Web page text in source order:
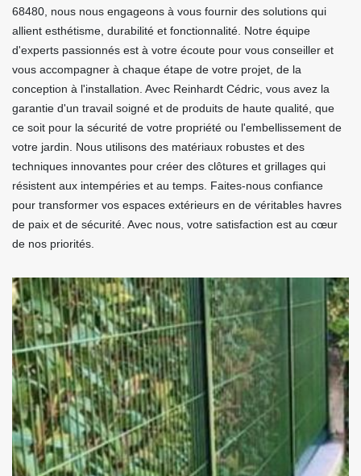
68480, nous nous engageons à vous fournir des solutions qui
allient esthétisme, durabilité et fonctionnalité. Notre équipe
d'experts passionnés est à votre écoute pour vous conseiller et
vous accompagner à chaque étape de votre projet, de la
conception à l'installation. Avec Reinhardt Cédric, vous avez la
garantie d'un travail soigné et de produits de haute qualité, que
ce soit pour la sécurité de votre propriété ou l'embellissement de
votre jardin. Nous utilisons des matériaux robustes et des
techniques innovantes pour créer des clôtures et grillages qui
résistent aux intempéries et au temps. Faites-nous confiance
pour transformer vos espaces extérieurs en de véritables havres
de paix et de sécurité. Avec nous, votre satisfaction est au cœur
de nos priorités.